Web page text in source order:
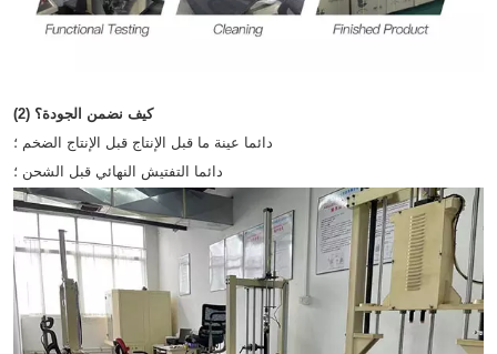
(2) كيف نضمن الجودة؟
دائما عينة ما قبل الإنتاج قبل الإنتاج الضخم ؛
دائما التفتيش النهائي قبل الشحن ؛